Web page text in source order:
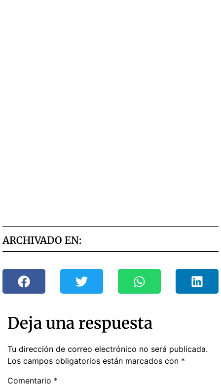
ARCHIVADO EN:
Deja una respuesta
Tu dirección de correo electrónico no será publicada.
Los campos obligatorios están marcados con *
Comentario *